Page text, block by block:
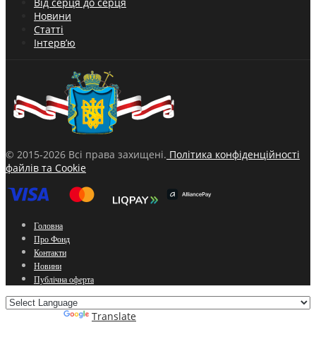
Від серця до серця
Новини
Статті
Інтерв’ю
© 2015-2026 Всі права захищені. Політика конфіденційності
файлів та Cookie
Головна
Про Фонд
Контакти
Новини
Публічна оферта
Translate